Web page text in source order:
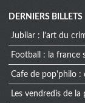
DERNIERS BILLETS
jubilar : l’art du
football : la france
cafe de pop'philo
les vendredis de la